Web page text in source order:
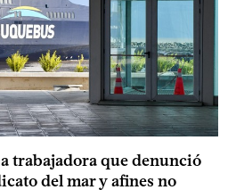
trabajadora que denunció
del mar y afines no